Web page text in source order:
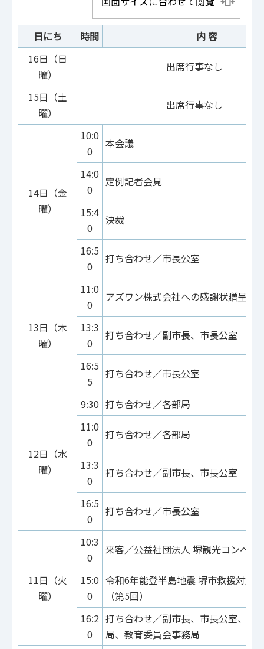
日にち 時間
内 容
16日（日
曜）
出席行事なし
15日（土
曜）
出席行事なし
14日（金
曜）
10:0
0
本会議
14:0
0
定例記者会見
15:4
0
決裁
16:5
0
打ち合わせ／市長公室
13日（木
曜）
11:0
0
アズワン株式会社への感謝状贈呈式
13:3
0
打ち合わせ／副市長、市長公室
16:5
5
打ち合わせ／市長公室
12日（水
曜）
9:30 打ち合わせ／各部局
11:0
0
打ち合わせ／各部局
13:3
0
打ち合わせ／副市長、市長公室
16:5
0
打ち合わせ／市長公室
11日（火
曜）
10:3
0
来客／公益社団法人 堺観光コンベン
15:0
0
令和6年能登半島地震 堺市救援対策
（第5回）
16:2
0
打ち合わせ／副市長、市長公室、子
局、教育委員会事務局